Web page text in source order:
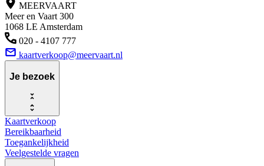
MEERVAART
Meer en Vaart 300
1068 LE Amsterdam
020 - 4107 777
kaartverkoop@meervaart.nl
Je bezoek
Kaartverkoop
Bereikbaarheid
Toegankelijkheid
Veelgestelde vragen